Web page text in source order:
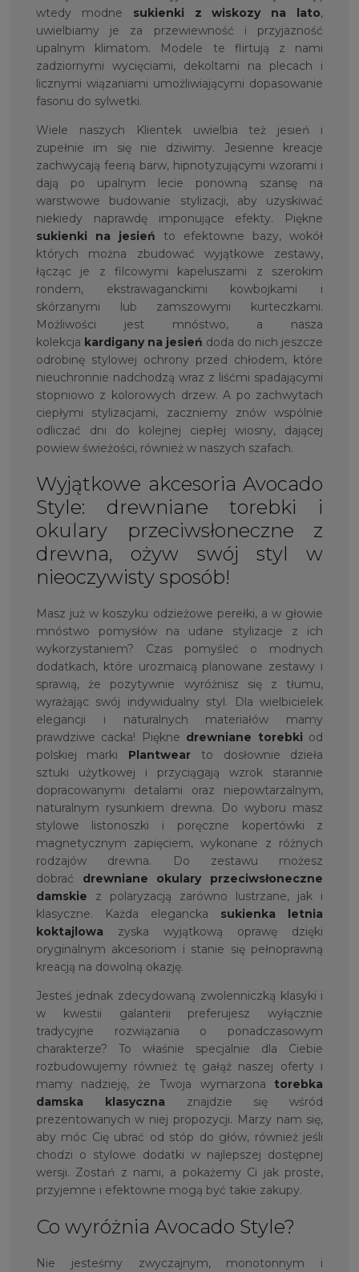
wtedy modne sukienki z wiskozy na lato,
uwielbiamy je za przewiewność i przyjazność
upalnym klimatom. Modele te flirtują z nami
zadziornymi wycięciami, dekoltami na plecach i
licznymi wiązaniami umożliwiającymi dopasowanie
fasonu do sylwetki.
Wiele naszych Klientek uwielbia też jesień i
zupełnie im się nie dziwimy. Jesienne kreacje
zachwycają feerią barw, hipnotyzującymi wzorami i
dają po upalnym lecie ponowną szansę na
warstwowe budowanie stylizacji, aby uzyskiwać
niekiedy naprawdę imponujące efekty. Piękne
sukienki na jesień to efektowne bazy, wokół
których można zbudować wyjątkowe zestawy,
łącząc je z filcowymi kapeluszami z szerokim
rondem, ekstrawaganckimi kowbojkami i
skórzanymi lub zamszowymi kurteczkami.
Możliwości jest mnóstwo, a nasza
kolekcja kardigany na jesień doda do nich jeszcze
odrobinę stylowej ochrony przed chłodem, które
nieuchronnie nadchodzą wraz z liśćmi spadającymi
stopniowo z kolorowych drzew. A po zachwytach
ciepłymi stylizacjami, zaczniemy znów wspólnie
odliczać dni do kolejnej ciepłej wiosny, dającej
powiew świeżości, również w naszych szafach.
Wyjątkowe akcesoria Avocado
Style: drewniane torebki i
okulary przeciwsłoneczne z
drewna, ożyw swój styl w
nieoczywisty sposób!
Masz już w koszyku odzieżowe perełki, a w głowie
mnóstwo pomysłów na udane stylizacje z ich
wykorzystaniem? Czas pomyśleć o modnych
dodatkach, które urozmaicą planowane zestawy i
sprawią, że pozytywnie wyróżnisz się z tłumu,
wyrażając swój indywidualny styl. Dla wielbicielek
elegancji i naturalnych materiałów mamy
prawdziwe cacka! Piękne drewniane torebki od
polskiej marki Plantwear to dosłownie dzieła
sztuki użytkowej i przyciągają wzrok starannie
dopracowanymi detalami oraz niepowtarzalnym,
naturalnym rysunkiem drewna. Do wyboru masz
stylowe listonoszki i poręczne kopertówki z
magnetycznym zapięciem, wykonane z różnych
rodzajów drewna. Do zestawu możesz
dobrać drewniane okulary przeciwsłoneczne
damskie z polaryzacją zarówno lustrzane, jak i
klasyczne. Każda elegancka sukienka letnia
koktajlowa zyska wyjątkową oprawę dzięki
oryginalnym akcesoriom i stanie się pełnoprawną
kreacją na dowolną okazję.
Jesteś jednak zdecydowaną zwolenniczką klasyki i
w kwestii galanterii preferujesz wyłącznie
tradycyjne rozwiązania o ponadczasowym
charakterze? To właśnie specjalnie dla Ciebie
rozbudowujemy również tę gałąź naszej oferty i
mamy nadzieję, że Twoja wymarzona torebka
damska klasyczna znajdzie się wśród
prezentowanych w niej propozycji. Marzy nam się,
aby móc Cię ubrać od stóp do głów, również jeśli
chodzi o stylowe dodatki w najlepszej dostępnej
wersji. Zostań z nami, a pokażemy Ci jak proste,
przyjemne i efektowne mogą być takie zakupy.
Co wyróżnia Avocado Style?
Nie jesteśmy zwyczajnym, monotonnym i